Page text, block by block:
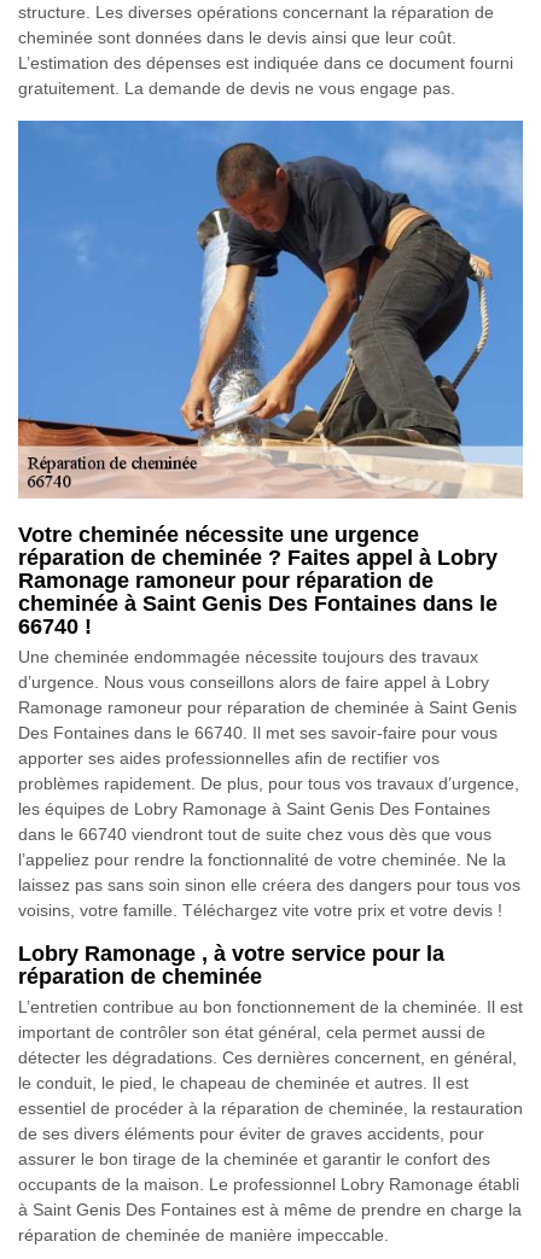
structure. Les diverses opérations concernant la réparation de
cheminée sont données dans le devis ainsi que leur coût.
L’estimation des dépenses est indiquée dans ce document fourni
gratuitement. La demande de devis ne vous engage pas.
Votre cheminée nécessite une urgence
réparation de cheminée ? Faites appel à Lobry
Ramonage ramoneur pour réparation de
cheminée à Saint Genis Des Fontaines dans le
66740 !
Une cheminée endommagée nécessite toujours des travaux
d’urgence. Nous vous conseillons alors de faire appel à Lobry
Ramonage ramoneur pour réparation de cheminée à Saint Genis
Des Fontaines dans le 66740. Il met ses savoir-faire pour vous
apporter ses aides professionnelles afin de rectifier vos
problèmes rapidement. De plus, pour tous vos travaux d’urgence,
les équipes de Lobry Ramonage à Saint Genis Des Fontaines
dans le 66740 viendront tout de suite chez vous dès que vous
l’appeliez pour rendre la fonctionnalité de votre cheminée. Ne la
laissez pas sans soin sinon elle créera des dangers pour tous vos
voisins, votre famille. Téléchargez vite votre prix et votre devis !
Lobry Ramonage , à votre service pour la
réparation de cheminée
L’entretien contribue au bon fonctionnement de la cheminée. Il est
important de contrôler son état général, cela permet aussi de
détecter les dégradations. Ces dernières concernent, en général,
le conduit, le pied, le chapeau de cheminée et autres. Il est
essentiel de procéder à la réparation de cheminée, la restauration
de ses divers éléments pour éviter de graves accidents, pour
assurer le bon tirage de la cheminée et garantir le confort des
occupants de la maison. Le professionnel Lobry Ramonage établi
à Saint Genis Des Fontaines est à même de prendre en charge la
réparation de cheminée de manière impeccable.